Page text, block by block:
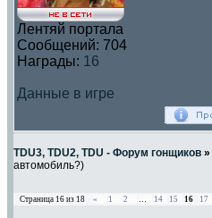
Лентяй портала
Сообщений: 704
Награды: 16
Данные в игре
TDU3, TDU2, TDU - Форум гонщиков »
автомобиль?)
Страница 16 из 18 « 1 2 … 14 15 16 17